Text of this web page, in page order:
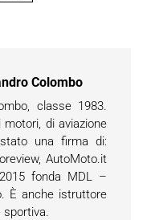
Colombo
classe 1983.
di aviazione
una firma di:
AutoMoto.it
fonda MDL –
È anche istruttore
sportiva.